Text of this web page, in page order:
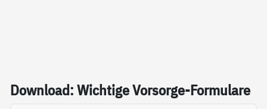
Down­load: Wich­ti­ge Vor­sor­ge-For­mu­la­re